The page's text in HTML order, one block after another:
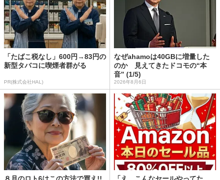
「たばこ税なし」600円→83円の
新型タバコに喫煙者群がる
PR(株式会社HAL)
なぜahamoは40GBに増量した
のか 見えてきたドコモの“本
音” (1/5)
2026年8月6日